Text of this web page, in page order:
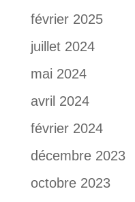
février 2025
juillet 2024
mai 2024
avril 2024
février 2024
décembre 2023
octobre 2023